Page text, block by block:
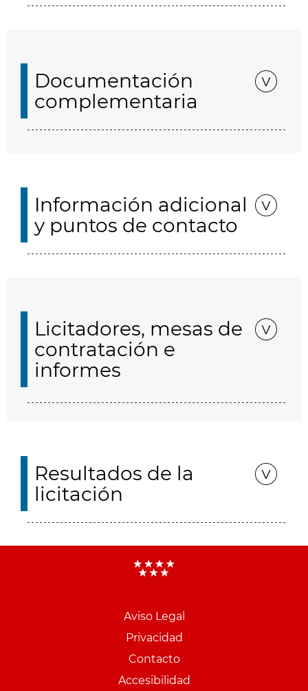
Documentación
complementaria
Información adicional
y puntos de contacto
Licitadores, mesas de
contratación e
informes
Resultados de la
licitación
Aviso Legal
Privacidad
Contacto
Accesibilidad